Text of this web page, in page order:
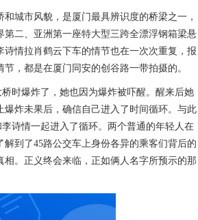
城市风貌，是厦门最具辨识度的桥梁之一，
二、亚洲第一座特大型三跨全漂浮钢箱梁悬
情拉肖鹤云下车的情节也在一次次重复，报
，都是在厦门同安的创谷路一带拍摄的。
时爆炸了，她也因为爆炸被吓醒。醒来后她
炸未果后，确信自己进入了时间循环。与此
诗情一起进入了循环。两个普通的年轻人在
到了45路公交车上身份各异的乘客们背后的
。正义终会来临，正如俩人名字所预示的那